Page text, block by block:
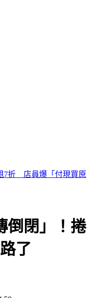
！標普、那指「雙開高」
倒閉」！捲
了